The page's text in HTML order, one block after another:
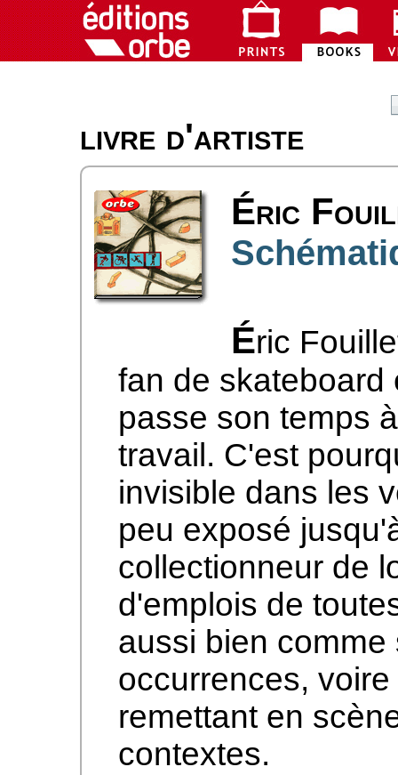
livre d'artiste
Éric
Éric
fan de skateboard
passe son temps
travail. C'est
invisible dans les
peu exposé
collectionneur de
d'emplois de
aussi bien
occurrences,
remettant en
contextes.